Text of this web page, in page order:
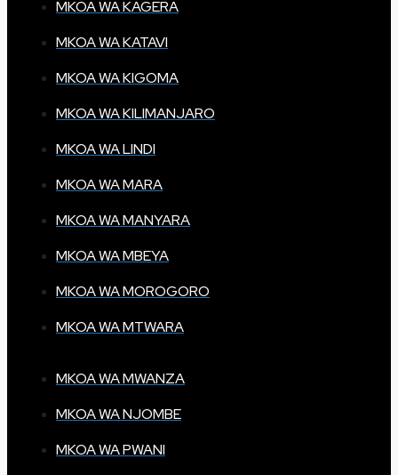
MKOA WA KAGERA
MKOA WA KATAVI
MKOA WA KIGOMA
MKOA WA KILIMANJARO
MKOA WA LINDI
MKOA WA MARA
MKOA WA MANYARA
MKOA WA MBEYA
MKOA WA MOROGORO
MKOA WA MTWARA
MKOA WA MWANZA
MKOA WA NJOMBE
MKOA WA PWANI